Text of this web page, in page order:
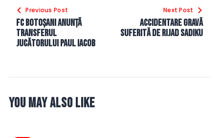
în
articole
Previous Post
FC Botoșani anunță
transferul
jucătorului Paul Iacob
Next Post
Accidentare gravă
suferită de Rijad Sadiku
You May Also Like